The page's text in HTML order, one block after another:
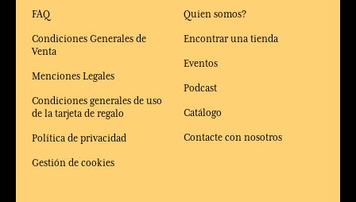
FAQ
Condiciones Generales de
Venta
Menciones Legales
Condiciones generales de uso
de la tarjeta de regalo
Política de privacidad
Gestión de cookies
Quien somos?
Encontrar una tienda
Eventos
Podcast
Catálogo
Contacte con nosotros